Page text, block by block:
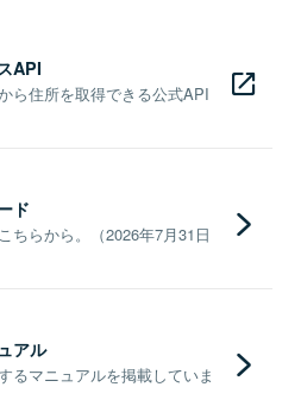
API
ら住所を取得できる公式API
ド
ちらから。（2026年7月31日
アル
るマニュアルを掲載していま